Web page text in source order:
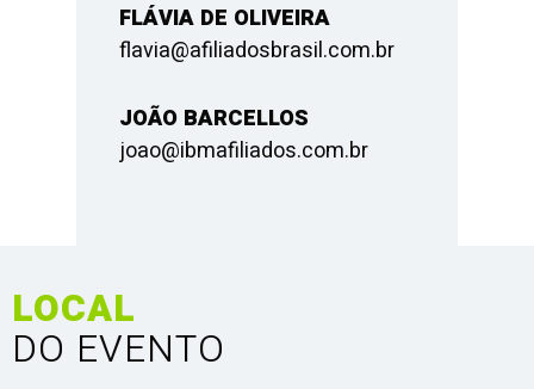
FLÁVIA DE OLIVEIRA
flavia@afiliadosbrasil.com.br
JOÃO BARCELLOS
joao@ibmafiliados.com.br
LOCAL
DO EVENTO